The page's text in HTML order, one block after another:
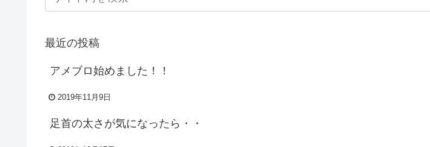
最近の投稿
アメブロ始めました！！
2019年11月9日
足首の太さが気になったら・・